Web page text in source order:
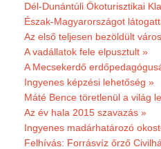
Dél-Dunántúli Ökoturisztikai
Észak-Magyarországot
Az első teljesen bezöldült
A vadállatok fele elpusztult »
A Mecsekerdő
Ingyenes képzési lehetőség »
Máté Bence töretlenül a világ
Az év hala 2015 szavazás »
Ingyenes madárhatározó
Felhívás: Forrásvíz őrző